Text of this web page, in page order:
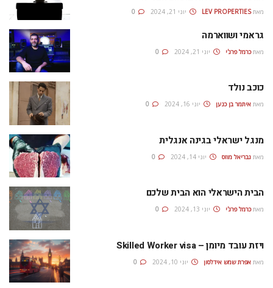
מאת LEV PROPERTIES יוני 21, 2024
גראמי ושווארמה
מאת כרמל פרג'י יוני 21, 2024
כוכב נולד
מאת איתמר בן כנען יוני 16, 2024
מנגל ישראלי בגינה אנגלית
מאת גבריאל מוזס יוני 14, 2024
הבית הישראלי הוא הבית שלכם
מאת כרמל פרג'י יוני 13, 2024
ויזת עובד מיומן – Skilled Worker visa
מאת אפרת‭ ‬שמש‭ ‬אידלסון יוני 10, 2024